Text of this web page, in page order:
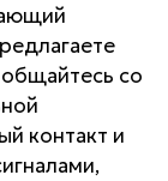
со
контакт и